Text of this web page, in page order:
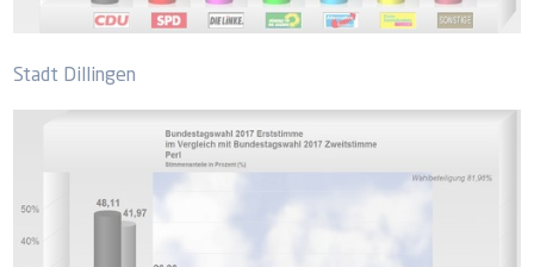
Stadt Dillingen